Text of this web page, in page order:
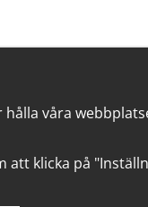
våra
att klicka på